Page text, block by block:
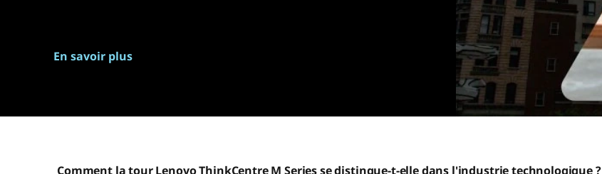
En savoir plus
Comment la tour Lenovo ThinkCentre M Series se distingue-t-elle dans l'industrie technologique ?